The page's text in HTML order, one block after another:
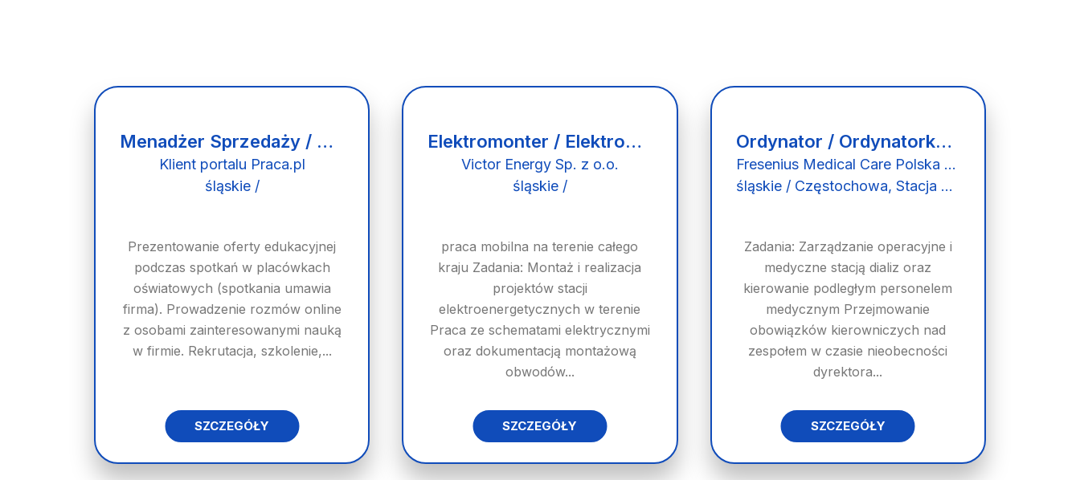
Menadżer Sprzedaży / Menadżerka Sprzedaży
Klient portalu Praca.pl
śląskie /
Prezentowanie oferty edukacyjnej
podczas spotkań w placówkach
oświatowych (spotkania umawia
firma). Prowadzenie rozmów online
z osobami zainteresowanymi nauką
w firmie. Rekrutacja, szkolenie,...
SZCZEGÓŁY
Elektromonter / Elektromonterka
Victor Energy Sp. z o.o.
śląskie /
praca mobilna na terenie całego
kraju Zadania: Montaż i realizacja
projektów stacji
elektroenergetycznych w terenie
Praca ze schematami elektrycznymi
oraz dokumentacją montażową
obwodów...
SZCZEGÓŁY
Ordynator / Ordynatorka Stacji Dializ (K/M/N)
Fresenius Medical Care Polska S.A.
śląskie / Częstochowa, Stacja Dializ
Zadania: Zarządzanie operacyjne i
medyczne stacją dializ oraz
kierowanie podległym personelem
medycznym Przejmowanie
obowiązków kierowniczych nad
zespołem w czasie nieobecności
dyrektora...
SZCZEGÓŁY